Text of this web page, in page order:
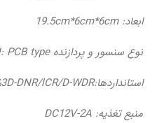
ابعاد: 19.5cm*6cm*6cm
نوع سنسور و پردازنده F38+FH: PCB type
استانداردها:BLC/HLC/AGC/AWB/2D&3D-DNR/lCR/D-WDR
منبع تغذیه: DC12V-2A